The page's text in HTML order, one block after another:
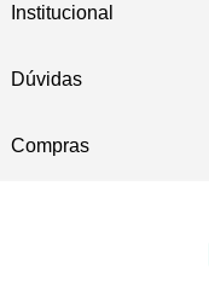
Institucional
Dúvidas
Compras